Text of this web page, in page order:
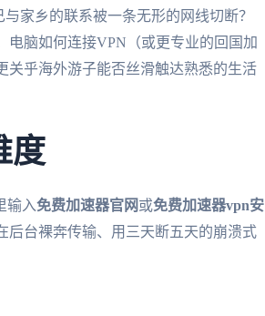
家乡的联系被一条无形的网线切断？
脑如何连接VPN（或更专业的回国加
乎海外游子能否丝滑触达熟悉的生活
度
输入免费加速器官网或免费加速器vpn安
后台裸奔传输、用三天断五天的崩溃式